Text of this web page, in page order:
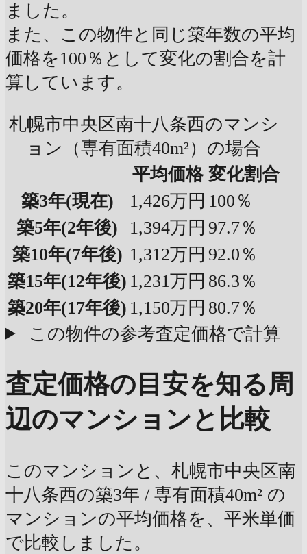
ました。
また、この物件と同じ築年数の平均
価格を100％として変化の割合を計
算しています。
札幌市中央区南十八条西のマンシ
ョン（専有面積40m²）の場合
平均価格 変化割合
築3年(現在) 1,426万円 100％
築5年(2年後) 1,394万円 97.7％
築10年(7年後) 1,312万円 92.0％
築15年(12年後) 1,231万円 86.3％
築20年(17年後) 1,150万円 80.7％
この物件の参考査定価格で計算
査定価格の目安を知る周
辺のマンションと比較
このマンションと、札幌市中央区南
十八条西の築3年 / 専有面積40m² の
マンションの平均価格を、平米単価
で比較しました。